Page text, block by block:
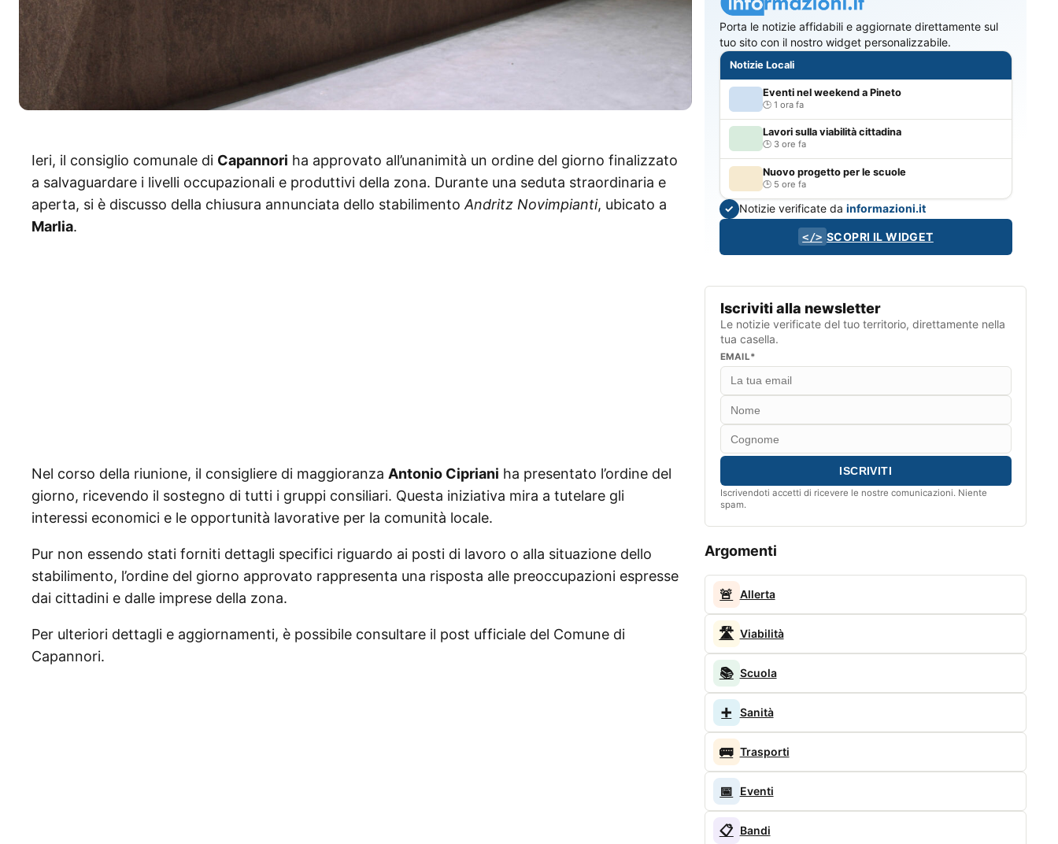
Ieri, il consiglio comunale di Capannori ha approvato all’unanimità un ordine del giorno finalizzato
a salvaguardare i livelli occupazionali e produttivi della zona. Durante una seduta straordinaria e
aperta, si è discusso della chiusura annunciata dello stabilimentoAndritz Novimpianti, ubicato a
Marlia.
Nel corso della riunione, il consigliere di maggioranza Antonio Cipriani ha presentato l’ordine del
giorno, ricevendo il sostegno di tutti i gruppi consiliari. Questa iniziativa mira a tutelare gli
interessi economici e le opportunità lavorative per la comunità locale.
Pur non essendo stati forniti dettagli specifici riguardo ai posti di lavoro o alla situazione dello
stabilimento, l’ordine del giorno approvato rappresenta una risposta alle preoccupazioni espresse
dai cittadini e dalle imprese della zona.
Per ulteriori dettagli e aggiornamenti, è possibile consultare il post ufficiale del Comune di
Capannori.
Porta le notizie affidabili e aggiornate direttamente sul
tuo sito con il nostro widget personalizzabile.
Notizie Locali
Eventi nel weekend a Pineto
1 ora fa
Lavori sulla viabilità cittadina
3 ore fa
Nuovo progetto per le scuole
5 ore fa
✓ Notizie verificate da informazioni.it
</> SCOPRI IL WIDGET
Iscriviti alla newsletter
Le notizie verificate del tuo territorio, direttamente nella
tua casella.
EMAIL*
Iscrivendoti accetti di ricevere le nostre comunicazioni. Niente
spam.
Argomenti
🚨 Allerta
🛣️ Viabilità
📚 Scuola
➕ Sanità
🚌 Trasporti
📅 Eventi
📋 Bandi